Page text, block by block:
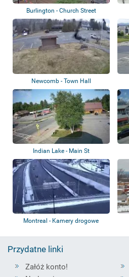
Burlington - Church Street
Newcomb - Town Hall
Indian Lake - Main St
Montreal - Kamery drogowe
Przydatne linki
Załóż konto!